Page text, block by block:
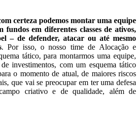
certeza podemos montar uma equipe
fundos em diferentes classes de ativos,
– de defender, atacar ou até mesmo
. Por isso, o nosso time de Alocação e
tático, para montarmos uma equipe,
investimentos, com um esquema tático
o momento de atual, de maiores riscos
que vai se preocupar em ter uma defesa
criativo e de qualidade, além de